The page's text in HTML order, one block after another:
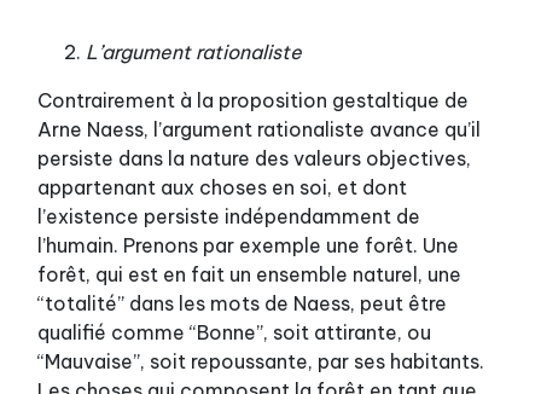
L’argument rationaliste
Contrairement à la proposition gestaltique de
Arne Naess, l’argument rationaliste avance qu’il
persiste dans la nature des valeurs objectives,
appartenant aux choses en soi, et dont
l’existence persiste indépendamment de
l’humain. Prenons par exemple une forêt. Une
forêt, qui est en fait un ensemble naturel, une
“totalité” dans les mots de Naess, peut être
qualifié comme “Bonne”, soit attirante, ou
“Mauvaise”, soit repoussante, par ses habitants.